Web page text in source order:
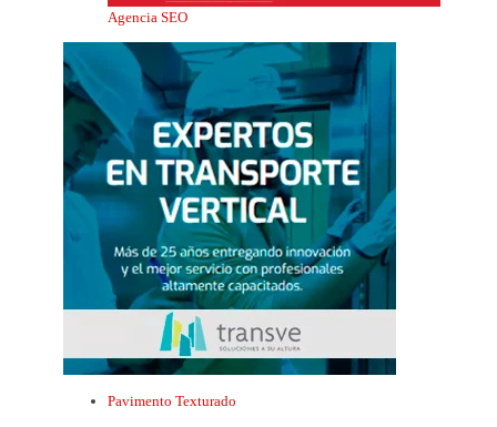
Agencia SEO
Pavimento Texturado